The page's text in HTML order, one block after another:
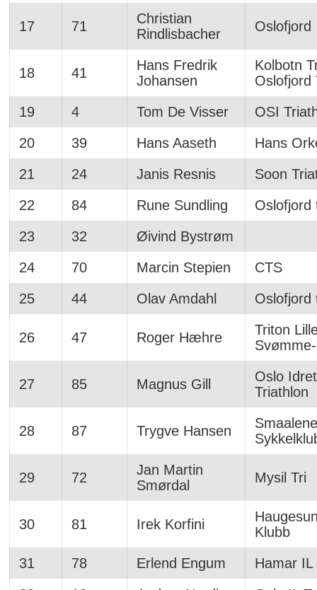
17 71
Christian
Rindlisbacher
Oslofjord
18 41
Hans Fredrik
Johansen
Kolbotn
Oslofjord
19
4 Tom De Visser
OSI
20
39 Hans Aaseth
Hans
21
24 Janis Resnis
Soon
22
84 Rune Sundling
Oslofjord
23
32
Øivind Bystrøm
24
70 Marcin Stepien
CTS
25
44 Olav Amdahl Oslofjord
26 47 Roger Hæhre
Triton
27 85 Magnus Gill
Oslo
Triathlon
28 87 Trygve Hansen
29 72
Jan Martin
Smørdal
Mysil Tri
30 81 Irek Korfini
Klubb
31
78 Erlend Engum
Hamar IL